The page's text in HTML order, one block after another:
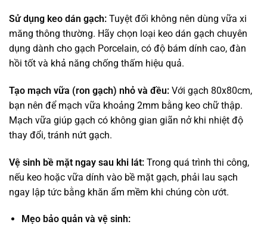
Sử dụng keo dán gạch: Tuyệt đối không nên dùng vữa xi
măng thông thường. Hãy chọn loại keo dán gạch chuyên
dụng dành cho gạch Porcelain, có độ bám dính cao, đàn
hồi tốt và khả năng chống thấm hiệu quả.
Tạo mạch vữa (ron gạch) nhỏ và đều: Với gạch 80x80cm,
bạn nên để mạch vữa khoảng 2mm bằng keo chữ thập.
Mạch vữa giúp gạch có không gian giãn nở khi nhiệt độ
thay đổi, tránh nứt gạch.
Vệ sinh bề mặt ngay sau khi lát: Trong quá trình thi công,
nếu keo hoặc vữa dính vào bề mặt gạch, phải lau sạch
ngay lập tức bằng khăn ẩm mềm khi chúng còn ướt.
Mẹo bảo quản và vệ sinh: